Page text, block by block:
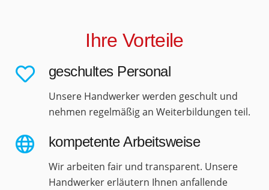
Ihre Vorteile
geschultes Personal
Unsere Handwerker werden geschult und
nehmen regelmäßig an Weiterbildungen teil.
kompetente Arbeitsweise
Wir arbeiten fair und transparent. Unsere
Handwerker erläutern Ihnen anfallende